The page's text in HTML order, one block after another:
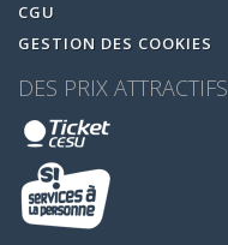
CGU
GESTION DES COOKIES
DES PRIX ATTRACTIFS